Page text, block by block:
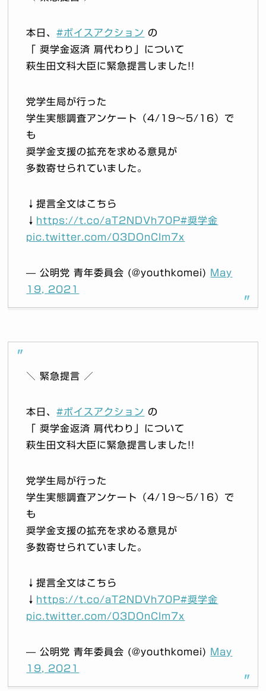
本日、#ボイスアクション の
「 奨学金返済 肩代わり」について
萩生田文科大臣に緊急提言しました!!
党学生局が行った
学生実態調査アンケート（4/19〜5/16）で
も
奨学金支援の拡充を求める意見が
多数寄せられていました。
↓提言全文はこちら
↓ https://t.co/aT2NDVh70P#奨学金
pic.twitter.com/03DOnCIm7x
— 公明党 青年委員会 (@youthkomei) May
19, 2021
＼ 緊急提言 ／
本日、#ボイスアクション の
「 奨学金返済 肩代わり」について
萩生田文科大臣に緊急提言しました!!
党学生局が行った
学生実態調査アンケート（4/19〜5/16）で
も
奨学金支援の拡充を求める意見が
多数寄せられていました。
↓提言全文はこちら
↓ https://t.co/aT2NDVh70P#奨学金
pic.twitter.com/03DOnCIm7x
— 公明党 青年委員会 (@youthkomei) May
19, 2021